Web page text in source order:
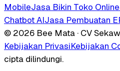
MobileJasa Bikin Toko Online
Chatbot AIJasa Pembuatan
© 2026 Bee Mata · CV
Kebijakan PrivasiKebijakan
cipta dilindungi.